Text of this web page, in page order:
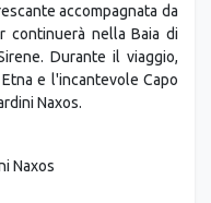
accompagnata da
continuerà nella Baia di
Durante il viaggio,
e l'incantevole Capo
Naxos.
Naxos